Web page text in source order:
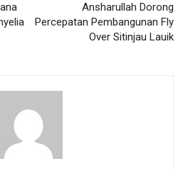
Ansharullah Dorong
Percepatan Pembangunan Fly
Over Sitinjau Lauik